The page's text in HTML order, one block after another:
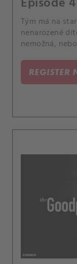
Tým má na
nenarozené
nemožná,
REGISTER